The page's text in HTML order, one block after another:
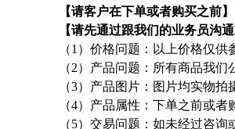
【请客户在下单或者购买之前】
【请先通过跟我们的业务员沟通
（1）价格问题：以上价格仅
（2）产品问题：所有商品我
（3）产品图片：图片均实物
（4）产品属性：下单之前或
（5）交易问题：如未经过咨